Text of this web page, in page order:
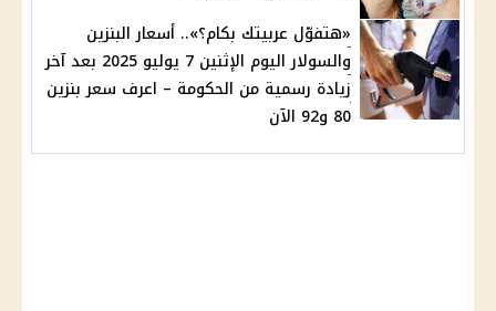
«هتفوّل عربيتك بكام؟».. أسعار البنزين
والسولار اليوم الإثنين 7 يوليو 2025 بعد آخر
زيادة رسمية من الحكومة – اعرف سعر بنزين
80 و92 الآن